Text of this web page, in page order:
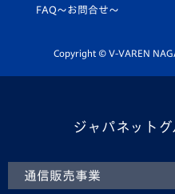
平和祈念活動
ホームタウン活動
スクール
FAQ〜お問合せ〜
Copyright © V-VAREN
ジャパネット
通信販売事業